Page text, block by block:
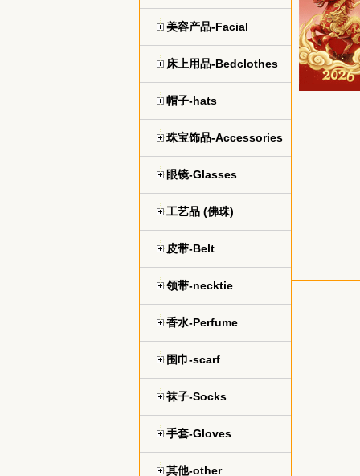
美容产品-Facial
床上用品-Bedclothes
帽子-hats
珠宝饰品-Accessories
眼镜-Glasses
工艺品 (佛珠)
皮带-Belt
领带-necktie
香水-Perfume
围巾-scarf
袜子-Socks
手套-Gloves
其他-other